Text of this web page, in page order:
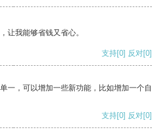
让我能够省钱又省心。
支持[0] 反对[0]
一，可以增加一些新功能，比如增加一个自
支持[0] 反对[0]